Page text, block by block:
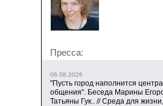
Пресса:
06.08.2026
"Пусть город наполнится
общения". Беседа Марины
Татьяны Гук.. // Среда для